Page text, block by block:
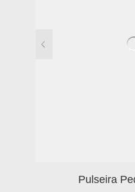
Pulseira